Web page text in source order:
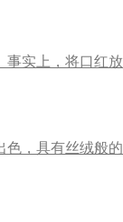
实上，将口红
，具有丝绒般